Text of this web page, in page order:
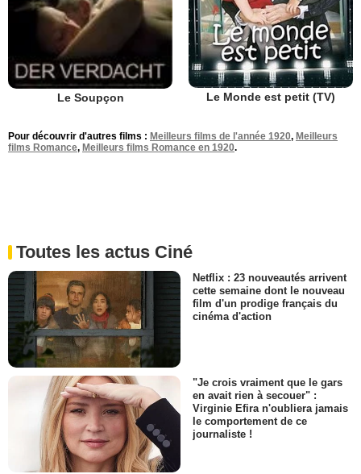
Le Soupçon Le Monde est petit (TV)
Pour découvrir d'autres films : Meilleurs films de l'année 1920, Meilleurs
films Romance, Meilleurs films Romance en 1920.
Toutes les actus Ciné
Netflix : 23 nouveautés arrivent
cette semaine dont le nouveau
film d'un prodige français du
cinéma d'action
"Je crois vraiment que le gars
en avait rien à secouer" :
Virginie Efira n'oubliera jamais
le comportement de ce
journaliste !